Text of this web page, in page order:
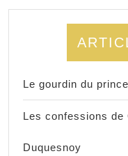
Le gourdin du
Les confessions
Duquesnoy